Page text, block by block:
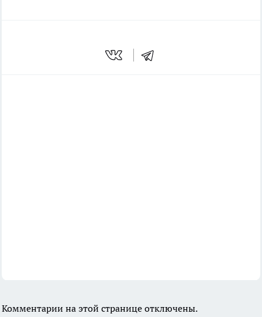
Комментарии на этой странице отключены.